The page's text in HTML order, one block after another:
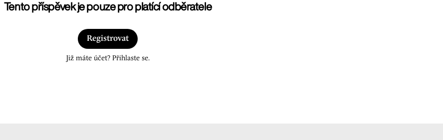
Tento příspěvek je pouze pro platící odběratele
Registrovat
Již máte účet? Přihlaste se.